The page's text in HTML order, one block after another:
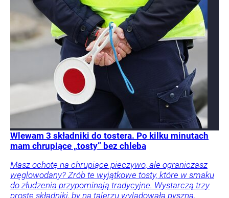
Wlewam 3 składniki do tostera. Po kilku minutach
mam chrupiące „tosty” bez chleba
Masz ochotę na chrupiące pieczywo, ale ograniczasz
węglowodany? Zrób te wyjątkowe tosty, które w smaku
do złudzenia przypominają tradycyjne. Wystarczą trzy
proste składniki, by na talerzu wylądowała pyszna,